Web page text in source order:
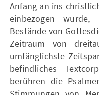
Anfang an ins
einbezogen wurde,
Bestände von
Zeitraum von
umfänglichste
befindliches
berühren die